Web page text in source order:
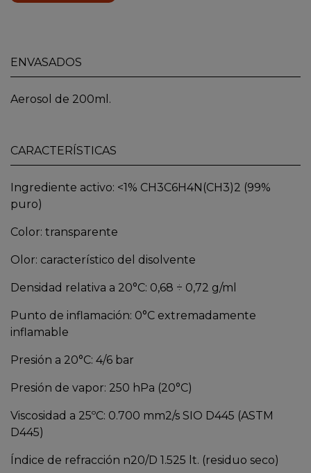
ENVASADOS
Aerosol de 200ml.
CARACTERÍSTICAS
Ingrediente activo: <1% CH3C6H4N(CH3)2 (99%
puro)
Color: transparente
Olor: característico del disolvente
Densidad relativa a 20°C: 0,68 ÷ 0,72 g/ml
Punto de inflamación: 0°C extremadamente
inflamable
Presión a 20°C: 4/6 bar
Presión de vapor: 250 hPa (20°C)
Viscosidad a 25ºC: 0.700 mm2/s SIO D445 (ASTM
D445)
Índice de refracción n20/D 1.525 lt. (residuo seco)